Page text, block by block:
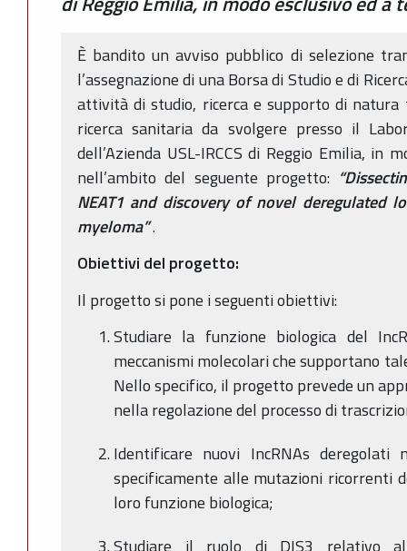
È bandito un avviso pubblico di selezione
l’assegnazione di una Borsa di Studio e di
attività di studio, ricerca e supporto di natura
ricerca sanitaria da svolgere presso il
dell’Azienda USL-IRCCS di Reggio Emilia, in
nell’ambito del seguente progetto:
NEAT1 and discovery of novel deregulated
myeloma”.
Obiettivi del progetto:
Il progetto si pone i seguenti obiettivi:
Studiare la funzione biologica del
meccanismi molecolari che supportano
Nello specifico, il progetto prevede un
nella regolazione del processo di
Identificare nuovi IncRNAs
specificamente alle mutazioni ricorrenti
loro funzione biologica;
Studiare il ruolo di DIS3 relativo